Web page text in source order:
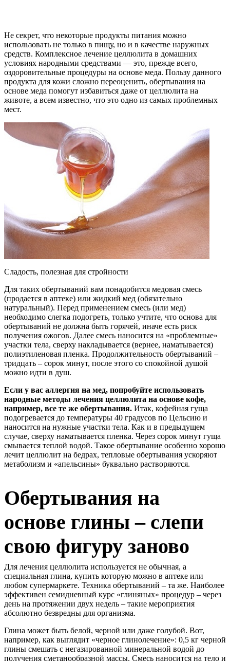
Не секрет, что некоторые продукты питания можно
использовать не только в пищу, но и в качестве наружных
средств. Комплексное лечение целлюлита в домашних
условиях народными средствами — это, прежде всего,
оздоровительные процедуры на основе меда. Пользу данного
продукта для кожи сложно переоценить, обертывания на
основе меда помогут избавиться даже от целлюлита на
животе, а всем известно, что это одно из самых проблемных
мест.
Сладость, полезная для стройности
Для таких обертываний вам понадобится медовая смесь
(продается в аптеке) или жидкий мед (обязательно
натуральный). Перед применением смесь (или мед)
необходимо слегка подогреть, только учтите, что основа для
обертываний не должна быть горячей, иначе есть риск
получения ожогов. Далее смесь наносится на «проблемные»
участки тела, сверху накладывается (вернее, наматывается)
полиэтиленовая пленка. Продолжительность обертываний –
тридцать – сорок минут, после этого со спокойной душой
можно идти в душ.
Если у вас аллергия на мед, попробуйте использовать
народные методы лечения целлюлита на основе кофе,
например, все те же обертывания. Итак, кофейная гуща
подогревается до температуры 40 градусов по Цельсию и
наносится на нужные участки тела. Как и в предыдущем
случае, сверху наматывается пленка. Через сорок минут гуща
смывается теплой водой. Такое обертывание особенно хорошо
лечит целлюлит на бедрах, тепловые обертывания ускоряют
метаболизм и «апельсины» буквально растворяются.
Обертывания на
основе глины – слепи
свою фигуру заново
Для лечения целлюлита используется не обычная, а
специальная глина, купить которую можно в аптеке или
любом супермаркете. Техника обертываний – та же. Наиболее
эффективен семидневный курс «глиняных» процедур – через
день на протяжении двух недель – такие мероприятия
абсолютно безвредны для организма.
Глина может быть белой, черной или даже голубой. Вот,
например, как выглядит «черное глинолечение»: 0,5 кг черной
глины смешать с негазированной минеральной водой до
получения сметанообразной массы. Смесь наносится на тело и